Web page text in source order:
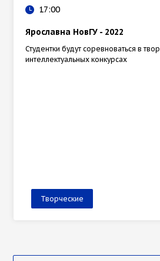
17:00
Ярославна НовГУ - 2022
Студентки будут соревноваться в
интеллектуальных конкурсах
Творческие